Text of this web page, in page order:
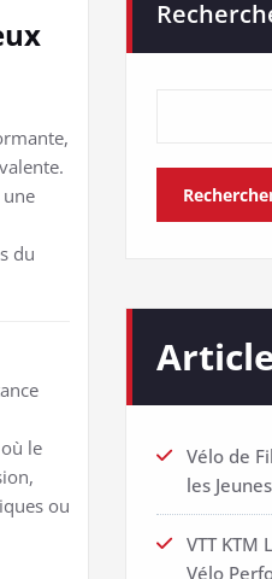
du
le
ou
Vélo de
les
VTT KTM
Vélo